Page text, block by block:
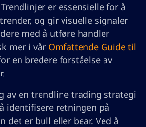
er essensielle for å
og gir visuelle signaler
med å utføre handler
mer i vår Omfattende Guide til
en bredere forståelse av
av en trendline trading strategi
identifisere retningen på
det er bull eller bear. Ved å